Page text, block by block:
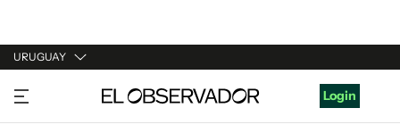
URUGUAY
URUGUAY
ARGENTINA
Login